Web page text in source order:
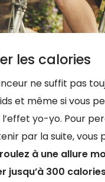
les calories
ne suffit pas
et même si vous
l’effet yo-yo. Pour
par la suite, vous
à une allure
jusqu’à 300